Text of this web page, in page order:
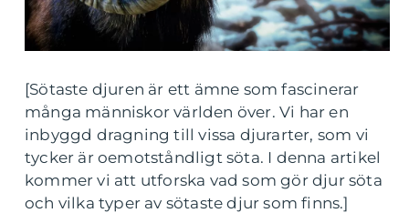
[Sötaste djuren är ett ämne som fascinerar
många människor världen över. Vi har en
inbyggd dragning till vissa djurarter, som vi
tycker är oemotståndligt söta. I denna artikel
kommer vi att utforska vad som gör djur söta
och vilka typer av sötaste djur som finns.]